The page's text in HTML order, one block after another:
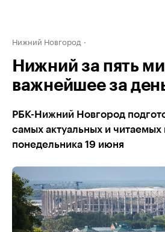
Нижний Новгород
Нижний за пять
важнейшее за
РБК-Нижний Новгород
самых актуальных и читаемых
понедельника 19 июня